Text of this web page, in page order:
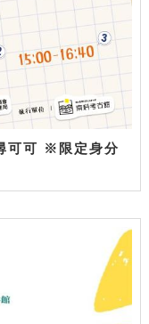
可可 ※限定身分